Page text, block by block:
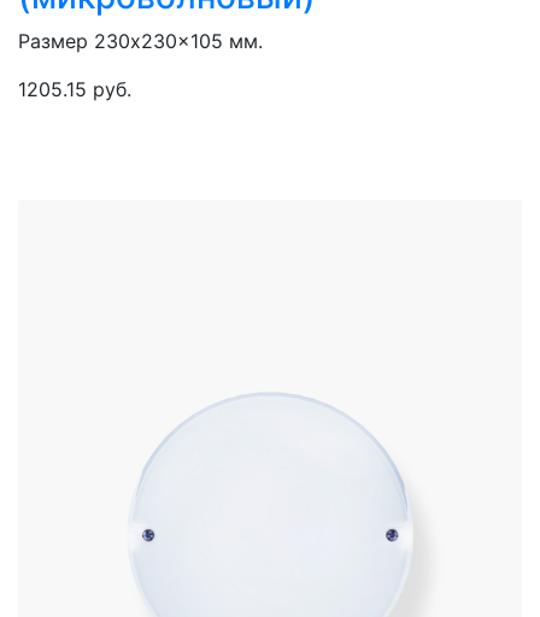
Размер 230x230x105 мм.
1205.15 руб.